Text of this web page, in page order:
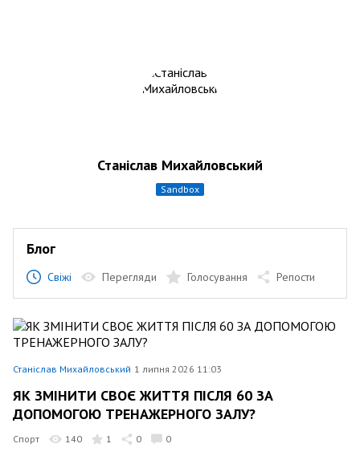
Станіслав Михайловський
sandbox
Блог
Свіжі Перегляди Голосування Репости
Станіслав Михайловський 1 липня 2026 11:03
ЯК ЗМІНИТИ СВОЄ ЖИТТЯ ПІСЛЯ 60 ЗА
ДОПОМОГОЮ ТРЕНАЖЕРНОГО ЗАЛУ?
Спорт 140 1 0 0